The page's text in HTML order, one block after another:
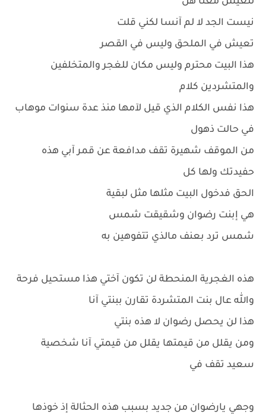
نيست الجد لا لم آنسا لكني قلت
تعيش في الملحق وليس في القصر
هذا البيت محترم وليس مكان للغجر والمتخلفين
والمتشردين كلام
هذا نفس الكلام الذي قيل لآمها منذ عدة سنوات موهاب
في حالت ذهول
من الموقف شهيرة تقف مدافعة عن قمر آبي هذه
حفيدتك ولها كل
الحق فدخول البيت مثلها مثل لبقية
هي إبنت رضوان وشقيقت شمس
شمس ترد بعنف مالذي تتفوهين به
هذه الغجرية المنحطة لن تكون آختي هذا مستحيل فرحة
والله عال بنت المتشردة تقارن ببنتي آنا
هذا لن يحصل رضوان لا هذه بنتي
ومن يقلل من قيمتها يقلل من قيمتي آنا شخصية
سعيد تقف في
وجهي يارضوان من جديد بسبب هذه الحثالة إذ خوذها